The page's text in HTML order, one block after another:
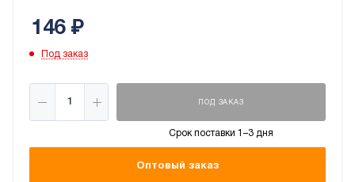
146₽
Под заказ
ПОД ЗАКАЗ
Срок поставки 1–3 дня
Оптовый заказ